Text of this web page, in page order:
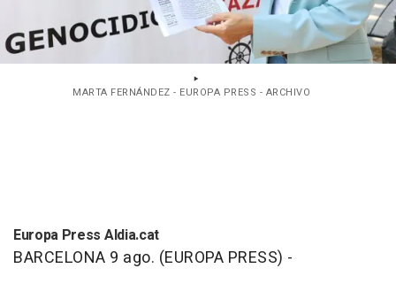
MARTA FERNÁNDEZ - EUROPA PRESS - ARCHIVO
Europa Press Aldia.cat
BARCELONA 9 ago. (EUROPA PRESS) -